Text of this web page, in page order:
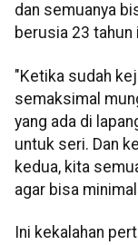
dan semuanya
berusia 23 tahun
"Ketika sudah
semaksimal
yang ada di
untuk seri. Dan
kedua, kita
agar bisa
Ini kekalahan